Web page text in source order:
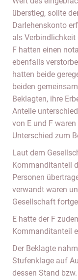
überstieg, sollte
Darlehenskonto
als Verbindlichkeit
F hatten einen
ebenfalls
hatten beide
beiden
Beklagten, ihre
Anteile
von E und F
Unterschied zum
Laut dem
Kommanditanteil
Personen
verwandt waren
Gesellschaft
E hatte der F
Kommanditanteil
Der Beklagte
Stufenklage auf
dessen Stand